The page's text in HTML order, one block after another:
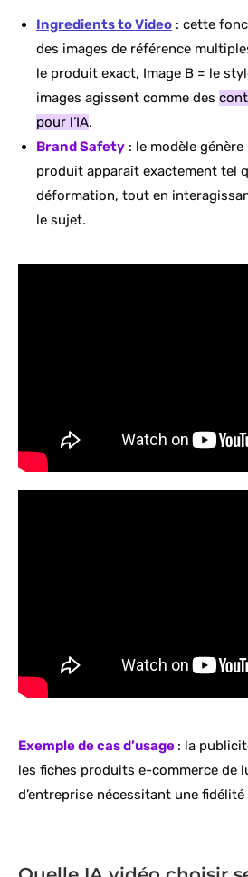
Ingredients to Video : cette
des images de référence
le produit exact, Image B = le
images agissent comme des
pour l’IA.
Brand Safety : le modèle
produit apparaît exactement tel
déformation, tout en
le sujet.
Exemple de cas d’usage : la
les fiches produits e-commerce de
d’entreprise nécessitant une